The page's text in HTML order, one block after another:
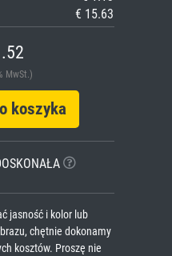
€ 15.63
MwSt.)
koszyka
jasność i kolor lub
chętnie dokonamy
kosztów. Proszę nie